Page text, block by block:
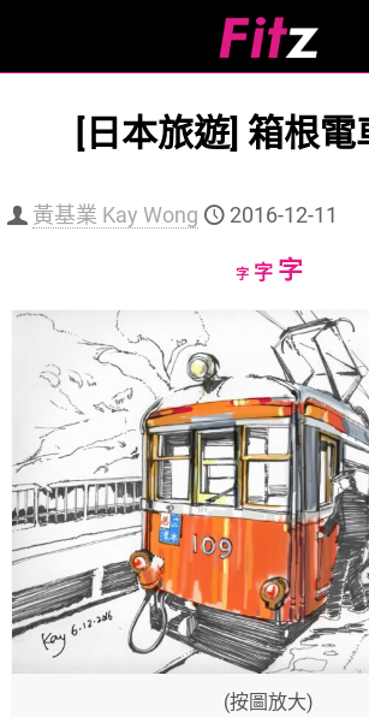
[日本旅遊] 箱根電
黃基業 Kay Wong 2016-12-11
字Decrease
字Reset
size.
字
size.
(按圖放大)